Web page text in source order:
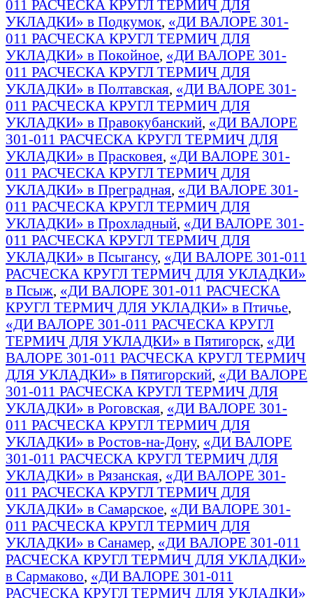
011 РАСЧЕСКА КРУГЛ ТЕРМИЧ ДЛЯ
УКЛАДКИ» в Подкумок, «ДИ ВАЛОРЕ 301-
011 РАСЧЕСКА КРУГЛ ТЕРМИЧ ДЛЯ
УКЛАДКИ» в Покойное, «ДИ ВАЛОРЕ 301-
011 РАСЧЕСКА КРУГЛ ТЕРМИЧ ДЛЯ
УКЛАДКИ» в Полтавская, «ДИ ВАЛОРЕ 301-
011 РАСЧЕСКА КРУГЛ ТЕРМИЧ ДЛЯ
УКЛАДКИ» в Правокубанский, «ДИ ВАЛОРЕ
301-011 РАСЧЕСКА КРУГЛ ТЕРМИЧ ДЛЯ
УКЛАДКИ» в Прасковея, «ДИ ВАЛОРЕ 301-
011 РАСЧЕСКА КРУГЛ ТЕРМИЧ ДЛЯ
УКЛАДКИ» в Преградная, «ДИ ВАЛОРЕ 301-
011 РАСЧЕСКА КРУГЛ ТЕРМИЧ ДЛЯ
УКЛАДКИ» в Прохладный, «ДИ ВАЛОРЕ 301-
011 РАСЧЕСКА КРУГЛ ТЕРМИЧ ДЛЯ
УКЛАДКИ» в Псыгансу, «ДИ ВАЛОРЕ 301-011
РАСЧЕСКА КРУГЛ ТЕРМИЧ ДЛЯ УКЛАДКИ»
в Псыж, «ДИ ВАЛОРЕ 301-011 РАСЧЕСКА
КРУГЛ ТЕРМИЧ ДЛЯ УКЛАДКИ» в Птичье,
«ДИ ВАЛОРЕ 301-011 РАСЧЕСКА КРУГЛ
ТЕРМИЧ ДЛЯ УКЛАДКИ» в Пятигорск, «ДИ
ВАЛОРЕ 301-011 РАСЧЕСКА КРУГЛ ТЕРМИЧ
ДЛЯ УКЛАДКИ» в Пятигорский, «ДИ ВАЛОРЕ
301-011 РАСЧЕСКА КРУГЛ ТЕРМИЧ ДЛЯ
УКЛАДКИ» в Роговская, «ДИ ВАЛОРЕ 301-
011 РАСЧЕСКА КРУГЛ ТЕРМИЧ ДЛЯ
УКЛАДКИ» в Ростов-на-Дону, «ДИ ВАЛОРЕ
301-011 РАСЧЕСКА КРУГЛ ТЕРМИЧ ДЛЯ
УКЛАДКИ» в Рязанская, «ДИ ВАЛОРЕ 301-
011 РАСЧЕСКА КРУГЛ ТЕРМИЧ ДЛЯ
УКЛАДКИ» в Самарское, «ДИ ВАЛОРЕ 301-
011 РАСЧЕСКА КРУГЛ ТЕРМИЧ ДЛЯ
УКЛАДКИ» в Санамер, «ДИ ВАЛОРЕ 301-011
РАСЧЕСКА КРУГЛ ТЕРМИЧ ДЛЯ УКЛАДКИ»
в Сармаково, «ДИ ВАЛОРЕ 301-011
РАСЧЕСКА КРУГЛ ТЕРМИЧ ДЛЯ УКЛАДКИ»